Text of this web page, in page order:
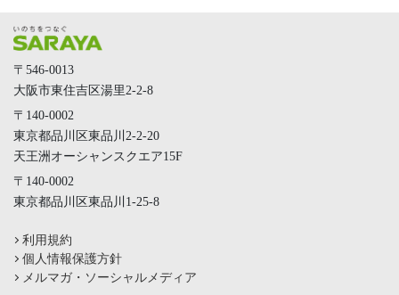
〒546-0013
大阪市東住吉区湯里2-2-8
〒140-0002
東京都品川区東品川2-2-20
天王洲オーシャンスクエア15F
〒140-0002
東京都品川区東品川1-25-8
利用規約
個人情報保護方針
メルマガ・ソーシャルメディア